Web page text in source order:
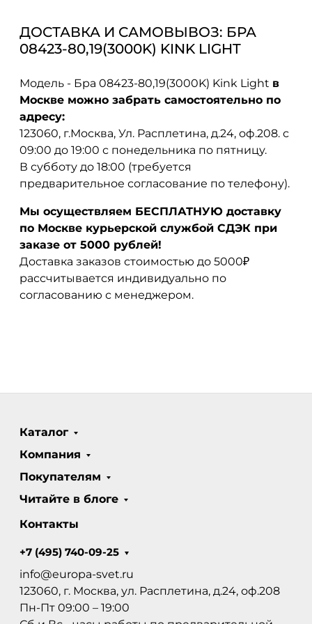
ДОСТАВКА И САМОВЫВОЗ: БРА
08423-80,19(3000K) KINK LIGHT
Модель - Бра 08423-80,19(3000K) Kink Light в
Москве можно забрать самостоятельно по
адресу:
123060, г.Москва, Ул. Расплетина, д.24, оф.208. с
09:00 до 19:00 с понедельника по пятницу.
В субботу до 18:00 (требуется
предварительное согласование по телефону).
Мы осуществляем БЕСПЛАТНУЮ доставку
по Москве курьерской службой СДЭК при
заказе от 5000 рублей!
Доставка заказов стоимостью до 5000₽
рассчитывается индивидуально по
согласованию с менеджером.
Каталог
Компания
Покупателям
Читайте в блоге
Контакты
+7 (495) 740-09-25
info@europa-svet.ru
123060, г. Москва, ул. Расплетина, д.24, оф.208
Пн-Пт 09:00 – 19:00